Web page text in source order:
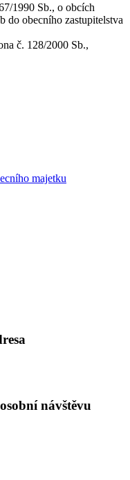
1990 Sb., o obcích
do obecního zastupitelstva
č. 128/2000 Sb.,
majetku
návštěvu